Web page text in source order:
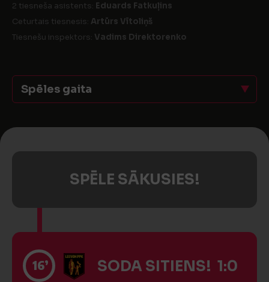
2 tiesneša asistents: Eduards Fatkuļins
Ceturtais tiesnesis: Artūrs Vītoliņš
Tiesnešu inspektors: Vadims Direktorenko
Spēles gaita
SPĒLE SĀKUSIES!
16’ SODA SITIENS! 1:0